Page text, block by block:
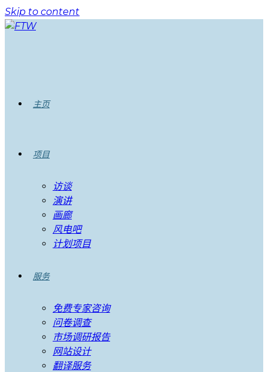
Skip to content
主页
项目
访谈
演讲
画廊
风电吧
计划项目
服务
免费专家咨询
问卷调查
市场调研报告
网站设计
翻译服务